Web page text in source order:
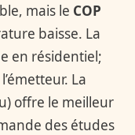
mais le COP
baisse. La
en résidentiel;
La
offre le meilleur
des études